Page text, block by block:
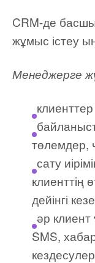
CRM-де
жұмыс істеу
Менеджерге
төлемдер,
сату
клиенттің
дейінгі
әр
SMS,
кездесулер